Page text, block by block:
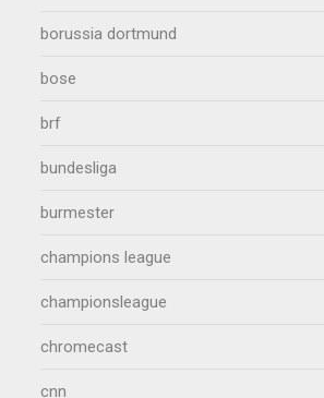
borussia dortmund
bose
brf
bundesliga
burmester
champions league
championsleague
chromecast
cnn